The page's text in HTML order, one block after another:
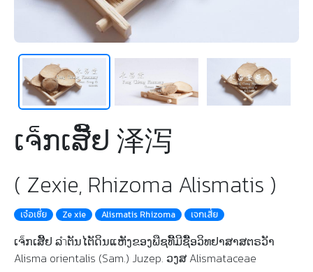
ເຈ็ກເສີັຢ 泽泻
( Zexie, Rhizoma Alismatis )
เจ๋อเซี่ย Ze xie Alismatis Rhizoma เจกเสี่ย
ເຈ็ກເສີັຢ ລำຕັນໄຕັດິນແຫັງຂອງພືຊທີັມີຊືັອວິທຢາສາສຕຣວັາ
Alisma orientalis (Sam.) Juzep. ວງສ Alismataceae